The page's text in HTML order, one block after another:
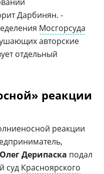
Дарбинян. -
Мосгорсуда
авторские
отдельный
реакции
реакции
Олег Дерипаска подал
суд Красноярского